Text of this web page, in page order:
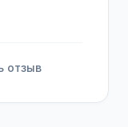
отзыв